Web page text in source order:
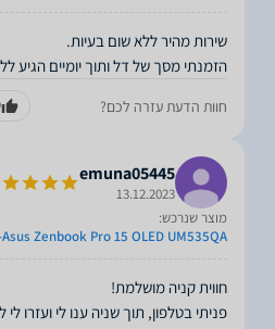
הזמנתי מסך של דל ותוך יומיים הגיע
חוות הדעת עזרה לכם?
emuna05445
13.12.2023
מוצר שנרכש:
Asus Zenbook Pro 15 OLED UM535QA- נייד מחשב אסוס KY306W
פניתי בטלפון, תוך שניה ענו לי ועזרו